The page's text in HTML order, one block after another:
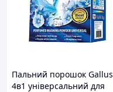
Пальний порошок Gallus
4в1 універсальний для